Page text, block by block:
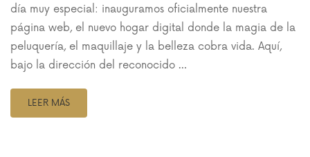
día muy especial: inauguramos oficialmente nuestra
página web, el nuevo hogar digital donde la magia de la
peluquería, el maquillaje y la belleza cobra vida. Aquí,
bajo la dirección del reconocido …
LEER MÁS